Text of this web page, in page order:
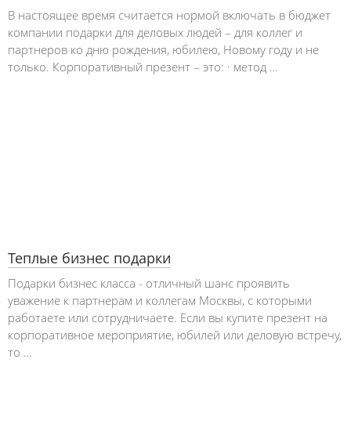
В настоящее время считается нормой включать в бюджет
компании подарки для деловых людей – для коллег и
партнеров ко дню рождения, юбилею, Новому году и не
только. Корпоративный презент – это: · метод …
Теплые бизнес подарки
Подарки бизнес класса - отличный шанс проявить
уважение к партнерам и коллегам Москвы, с которыми
работаете или сотрудничаете. Если вы купите презент на
корпоративное мероприятие, юбилей или деловую встречу,
то …